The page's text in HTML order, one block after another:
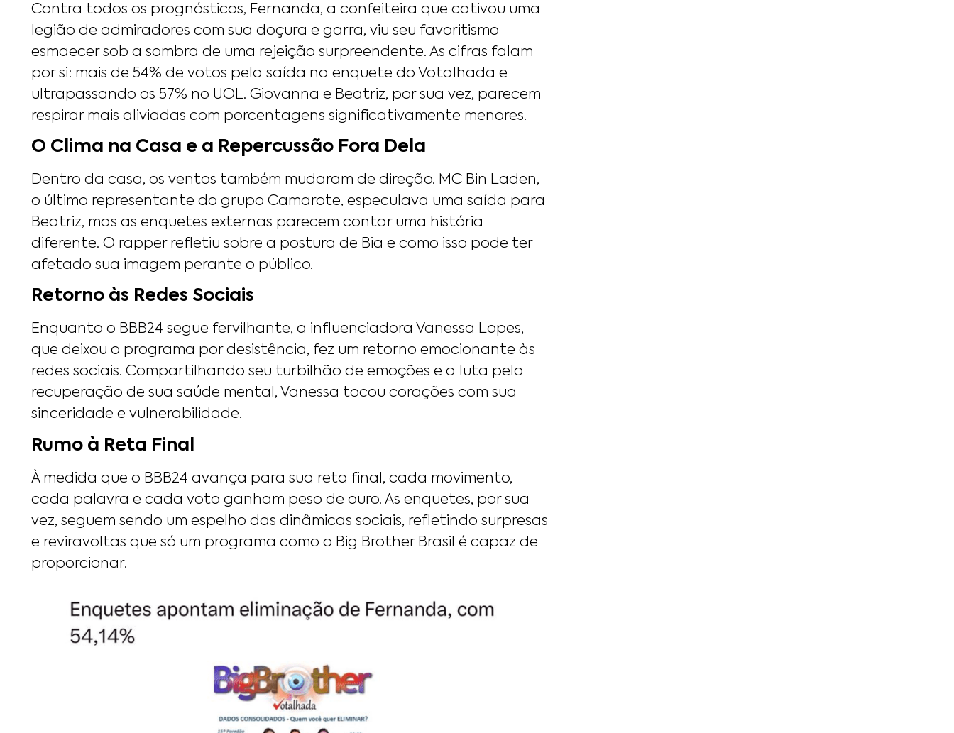
Contra todos os prognósticos, Fernanda, a confeiteira que cativou uma
legião de admiradores com sua doçura e garra, viu seu favoritismo
esmaecer sob a sombra de uma rejeição surpreendente. As cifras falam
por si: mais de 54% de votos pela saída na enquete do Votalhada e
ultrapassando os 57% no UOL. Giovanna e Beatriz, por sua vez, parecem
respirar mais aliviadas com porcentagens significativamente menores.
O Clima na Casa e a Repercussão Fora Dela
Dentro da casa, os ventos também mudaram de direção. MC Bin Laden,
o último representante do grupo Camarote, especulava uma saída para
Beatriz, mas as enquetes externas parecem contar uma história
diferente. O rapper refletiu sobre a postura de Bia e como isso pode ter
afetado sua imagem perante o público.
Retorno às Redes Sociais
Enquanto o BBB24 segue fervilhante, a influenciadora Vanessa Lopes,
que deixou o programa por desistência, fez um retorno emocionante às
redes sociais. Compartilhando seu turbilhão de emoções e a luta pela
recuperação de sua saúde mental, Vanessa tocou corações com sua
sinceridade e vulnerabilidade.
Rumo à Reta Final
À medida que o BBB24 avança para sua reta final, cada movimento,
cada palavra e cada voto ganham peso de ouro. As enquetes, por sua
vez, seguem sendo um espelho das dinâmicas sociais, refletindo surpresas
e reviravoltas que só um programa como o Big Brother Brasil é capaz de
proporcionar.